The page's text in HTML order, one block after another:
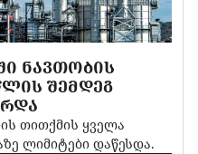
ᲜᲐᲕᲗᲝᲑᲘᲡ
ᲨᲔᲛᲓᲔᲒ
თითქმის ყველა
ლიმიტები დაწესდა.